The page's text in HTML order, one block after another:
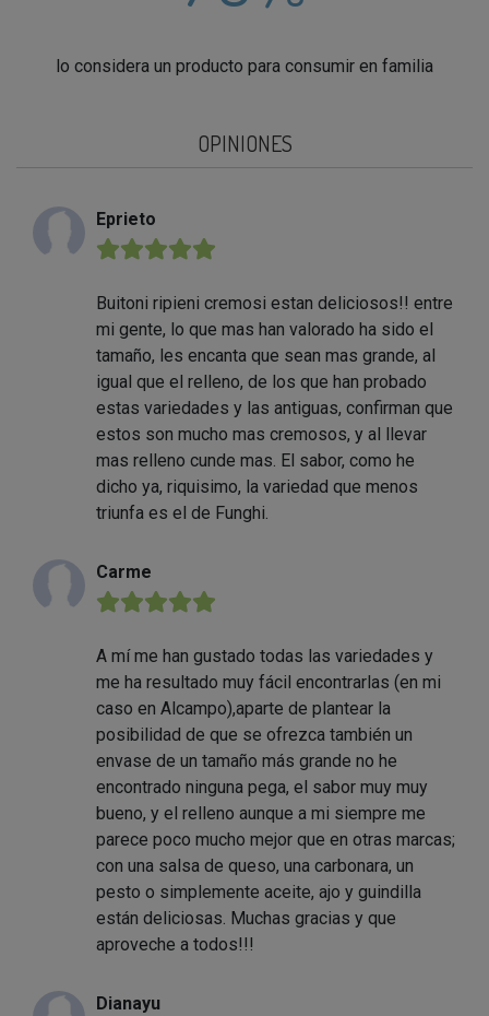
lo considera un producto para consumir en familia
OPINIONES
Eprieto
★★★★★
Buitoni ripieni cremosi estan deliciosos!! entre
mi gente, lo que mas han valorado ha sido el
tamaño, les encanta que sean mas grande, al
igual que el relleno, de los que han probado
estas variedades y las antiguas, confirman que
estos son mucho mas cremosos, y al llevar
mas relleno cunde mas. El sabor, como he
dicho ya, riquisimo, la variedad que menos
triunfa es el de Funghi.
Carme
★★★★★
A mí me han gustado todas las variedades y
me ha resultado muy fácil encontrarlas (en mi
caso en Alcampo),aparte de plantear la
posibilidad de que se ofrezca también un
envase de un tamaño más grande no he
encontrado ninguna pega, el sabor muy muy
bueno, y el relleno aunque a mi siempre me
parece poco mucho mejor que en otras marcas;
con una salsa de queso, una carbonara, un
pesto o simplemente aceite, ajo y guindilla
están deliciosas. Muchas gracias y que
aproveche a todos!!!
Dianayu